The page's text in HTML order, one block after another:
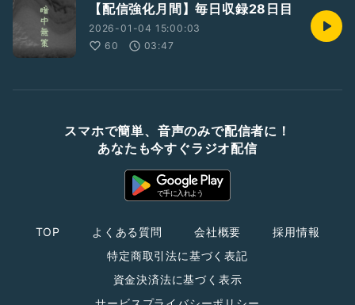
【配信強化月間】毎日収録28日目
2026-01-04 15:00:03
60
03:47
スマホで簡単、音声のみで配信者に！
あなたも今すぐラジオ配信
TOP よくある質問 会社概要
採用情報
特定商取引法に基づく表記
資金決済法に基づく表示